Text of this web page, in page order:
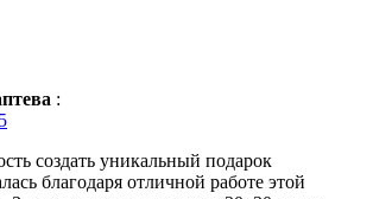
:
создать уникальный подарок
благодаря отличной работе этой